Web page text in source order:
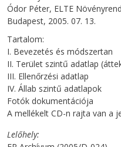
Ódor Péter, ELTE
Budapest, 2005. 07. 13.
Tartalom:
I. Bevezetés és módszertan
II. Terület szintű adatlap
III. Ellenőrzési adatlap
IV. Állab szintű adatlapok
Fotók dokumentációja
A mellékelt CD-n rajta van a
Lelőhely